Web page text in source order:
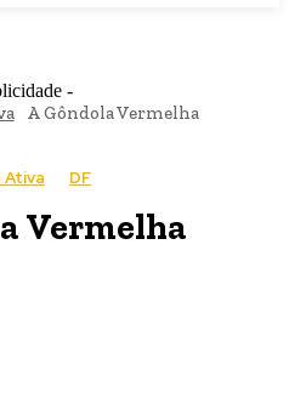
-
A Gôndola Vermelha
Ativa DF
Vermelha